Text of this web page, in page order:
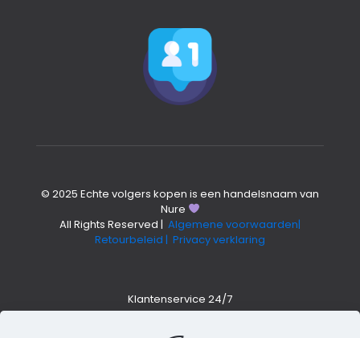
© 2025 Echte volgers kopen is een handelsnaam van
Nure
All Rights Reserved | Algemene voorwaarden|
Retourbeleid | Privacy verklaring
Klantenservice 24/7